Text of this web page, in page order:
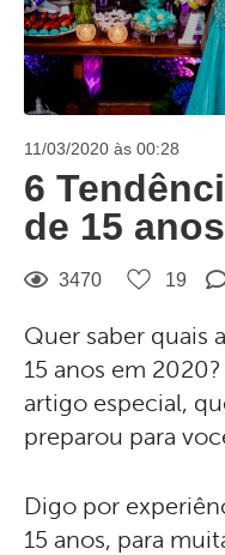
11/03/2020 às 00:28
6
de 15 anos
3470 19
Quer saber quais
15 anos em
artigo especial,
preparou para
Digo por
15 anos, para